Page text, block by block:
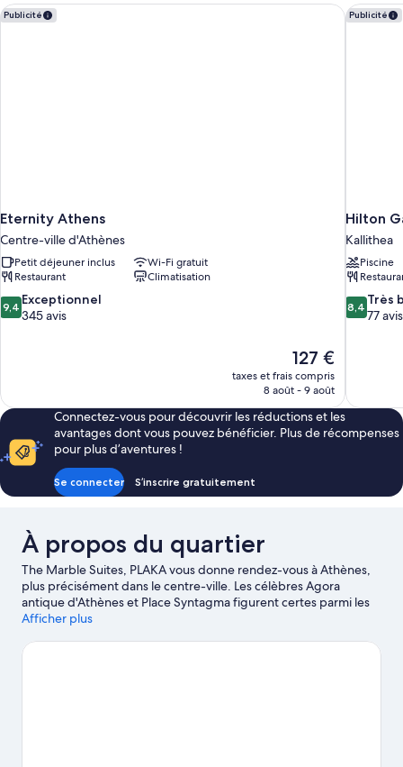
P2)
Suite
Deluxe
Publicité
Eternity Athens
Centre-ville d'Athènes
Petit déjeuner inclus
Wi-Fi gratuit
Restaurant
Climatisation
9.4
sur
9,4 Exceptionnel
345 avis
Le
nouveau
prix
de
127 €
127 €
taxes et frais compris
8 août - 9 août
Eternity Athens Publicité
Hilton
Kallithea
Piscine
8.4
sur
8,4 Très
77 avis
Hilton
Connectez-vous pour découvrir les réductions et les
avantages dont vous pouvez bénéficier. Plus de récompenses
pour plus d’aventures !
Se connecter S’inscrire gratuitement
À propos du quartier
The Marble Suites, PLAKA vous donne rendez-vous à Athènes,
plus précisément dans le centre-ville. Les célèbres Agora
antique d'Athènes et Place Syntagma figurent certes parmi les
immanquables, mais si un minimum d'action est à l'ordre du jour,
devant une belle affiche ? Réservez vos places à l'illustre Stade
Afficher plus